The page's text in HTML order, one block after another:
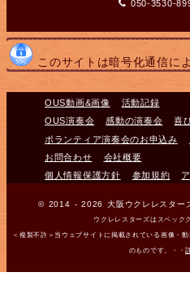
050-3530-
このサイトは暗号化通信に
OUS動画&画像
活動記録
OUS演奏会
感動の演奏会
喜
ボランティア演奏会のお申込み
お問合わせ
会社概要
個人情報保護方針
参加規約
© 2014 - 2026 大阪ウクレレスター
ウクレレスターズはスペック
＜複製不許＞当ウェブサイトに掲載されている画像・
のものです。・・